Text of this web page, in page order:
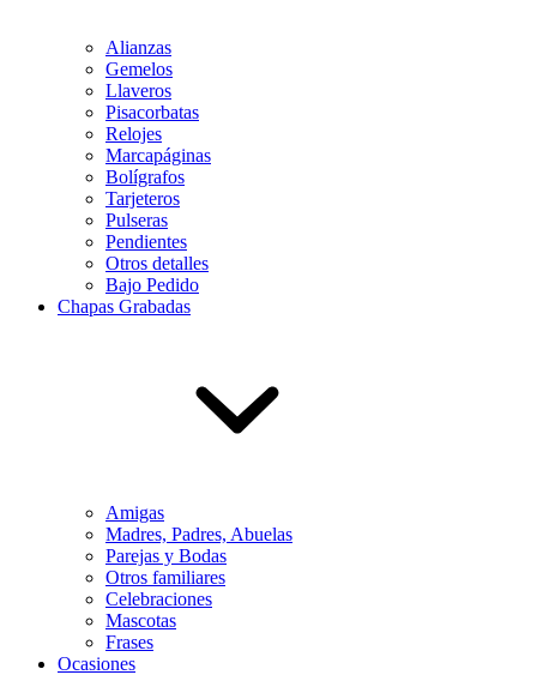
Alianzas
Gemelos
Llaveros
Pisacorbatas
Relojes
Marcapáginas
Bolígrafos
Tarjeteros
Pulseras
Pendientes
Otros detalles
Bajo Pedido
Chapas Grabadas
Amigas
Madres, Padres, Abuelas
Parejas y Bodas
Otros familiares
Celebraciones
Mascotas
Frases
Ocasiones